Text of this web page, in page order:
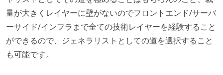
量が大きくレイヤーに壁がないのでフロントエンド/サーバ
ーサイド/インフラまで全ての技術レイヤーを経験すること
ができるので、ジェネラリストとしての道を選択すること
も可能です。